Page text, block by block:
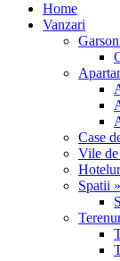
Home
Vanzari
Case
Vile de
Spatii »